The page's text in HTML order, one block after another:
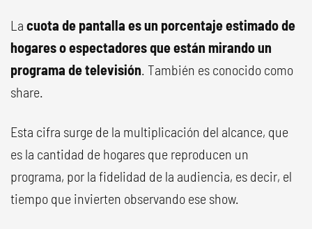
La cuota de pantalla es un porcentaje estimado de
hogares o espectadores que están mirando un
programa de televisión. También es conocido como
share.
Esta cifra surge de la multiplicación del alcance, que
es la cantidad de hogares que reproducen un
programa, por la fidelidad de la audiencia, es decir, el
tiempo que invierten observando ese show.